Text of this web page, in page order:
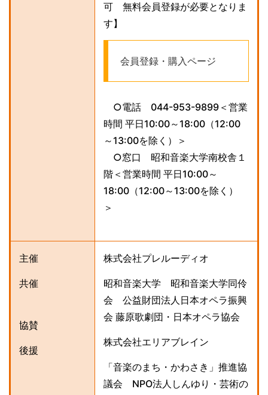
可 無料会員登録が必要となりま
す】
会員登録・購入ページ
○電話 044-953-9899＜営業
時間 平日10:00～18:00（12:00
～13:00を除く）＞
○窓口 昭和音楽大学南校舎１
階＜営業時間 平日10:00～
18:00（12:00～13:00を除く）
＞
主催
共催
協賛
後援
株式会社プレルーディオ
昭和音楽大学 昭和音楽大学同伶
会 公益財団法人日本オペラ振興
会 藤原歌劇団・日本オペラ協会
株式会社エリアブレイン
「音楽のまち・かわさき」推進協
議会 NPO法人しんゆり・芸術の